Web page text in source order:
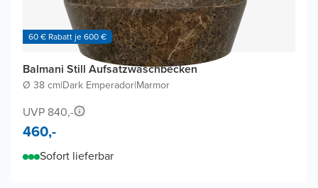
60 € Rabatt je 600 €
Balmani Still Aufsatzwaschbecken
Ø 38 cm|Dark Emperador|Marmor
UVP 840,-
460,-
Sofort lieferbar